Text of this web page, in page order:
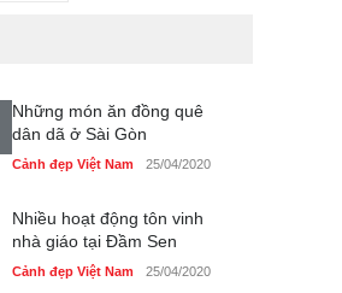
Những món ăn đồng quê
dân dã ở Sài Gòn
Cảnh đẹp Việt Nam 25/04/2020
Nhiều hoạt động tôn vinh
nhà giáo tại Đầm Sen
Cảnh đẹp Việt Nam 25/04/2020